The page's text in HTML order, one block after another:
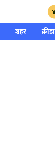
शहर क्रीडा